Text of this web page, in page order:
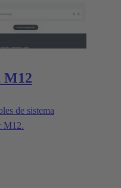
M12
de sistema
M12.